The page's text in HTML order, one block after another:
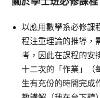
以應用數學系必修課
程注重理論的推導，
考，因此在課程的安
十二次的「作業」（
生有充份的時間完成